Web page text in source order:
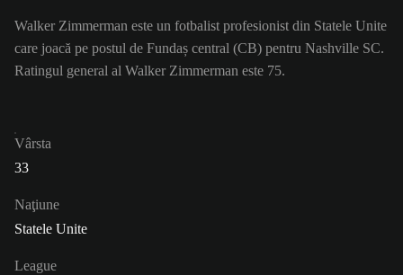
Walker Zimmerman este un fotbalist profesionist din Statele Unite
care joacă pe postul de Fundaș central (CB) pentru Nashville SC.
Ratingul general al Walker Zimmerman este 75.
Vârsta
33
Naţiune
Statele Unite
League